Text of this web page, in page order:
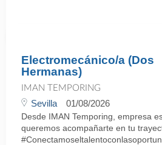
Electromecánico/a (Dos
Hermanas)
IMAN TEMPORING
Sevilla 01/08/2026
Desde IMAN Temporing, empresa
queremos acompañarte en tu